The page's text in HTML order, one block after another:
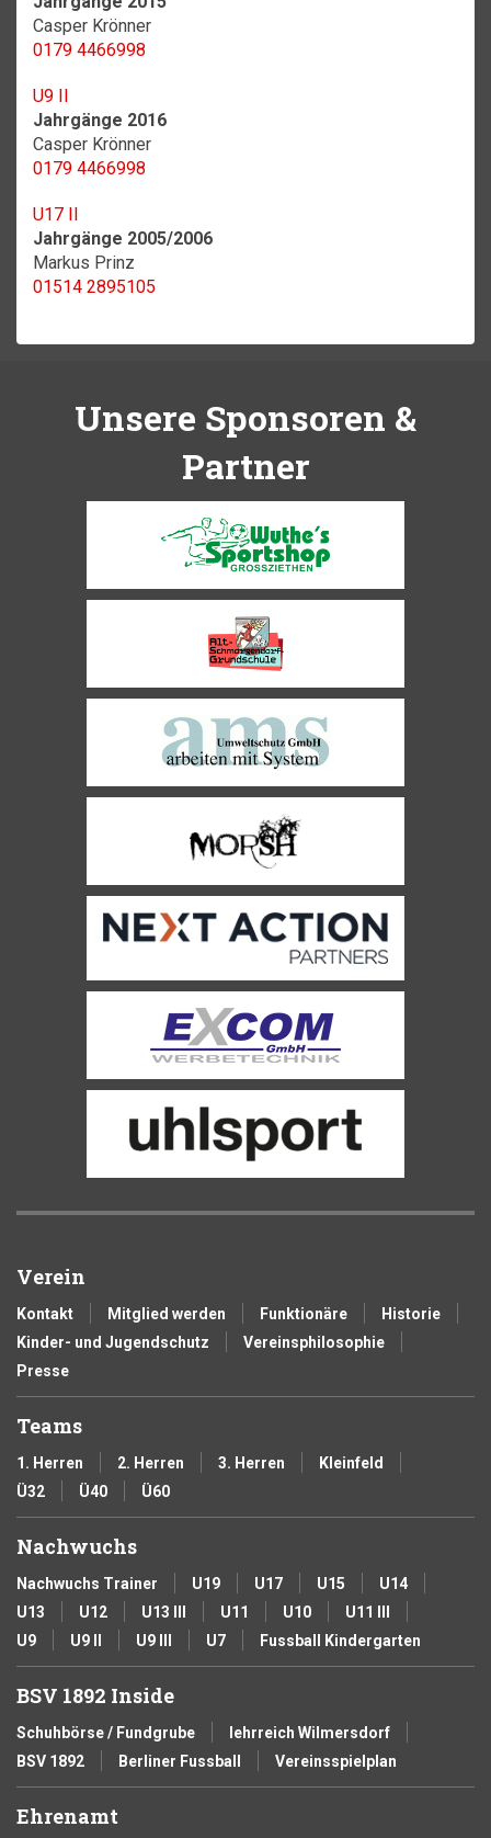
Casper Krönner
0179 4466998
U9 II
Jahrgänge 2016
Casper Krönner
0179 4466998
U17 II
Jahrgänge 2005/2006
Markus Prinz
01514 2895105
Unsere Sponsoren &
Partner
Verein
Kontakt Mitglied werden Funktionäre
Historie
Kinder- und Jugendschutz
Vereinsphilosophie
Presse
Teams
1. Herren 2. Herren 3. Herren
Kleinfeld
Ü32
Ü40 Ü60
Nachwuchs
Nachwuchs Trainer U19 U17 U15
U14
U13
U12 U13 III U11 U10
U11 III
U9
U9 II U9 III U7 Fussball Kindergarten
BSV 1892 Inside
Schuhbörse / Fundgrube
lehrreich Wilmersdorf
BSV 1892
Berliner Fussball Vereinsspielplan
Ehrenamt